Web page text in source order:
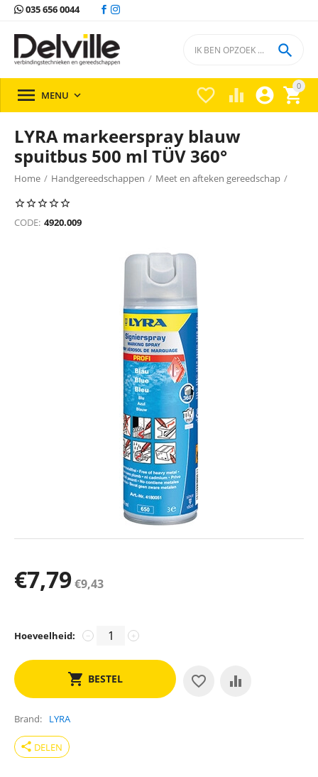
035 656 0044
0


 

 MENU 
LYRA markeerspray blauw
spuitbus 500 ml TÜV 360°
Home / Handgereedschappen / Meet en afteken gereedschap /
Meet en afteken gereedschap Lyra
CODE: 4920.009
€7,79€9,43
Hoeveelheid: +
−
BESTEL
Brand LYRA
share DELEN